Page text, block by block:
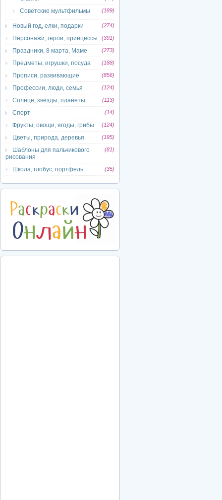
Советские мультфильмы (189)
Новый год, елки, подарки (274)
Персонажи, герои, принцессы (391)
Праздники, 8 марта, Маме (273)
Предметы, игрушки, посуда (188)
Прописи, развивающие (856)
Профессии, люди, семья (124)
Солнце, звёзды, планеты (113)
Спорт (14)
Фрукты, овощи, ягоды, грибы (124)
Цветы, природа, деревья (195)
Шаблоны для пальчикового
рисования
(81)
Школа, глобус, портфель (35)